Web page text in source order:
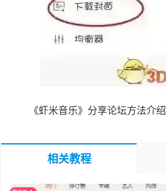
《虾米音乐》分享论坛方法介绍
相关教程